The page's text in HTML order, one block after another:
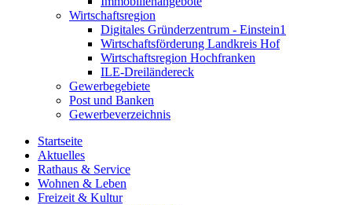
Wirtschaftsregion
Digitales Gründerzentrum - Einstein1
Wirtschaftsförderung Landkreis Hof
Wirtschaftsregion Hochfranken
ILE-Dreiländereck
Gewerbegebiete
Post und Banken
Gewerbeverzeichnis
Startseite
Aktuelles
Rathaus & Service
Wohnen & Leben
Freizeit & Kultur